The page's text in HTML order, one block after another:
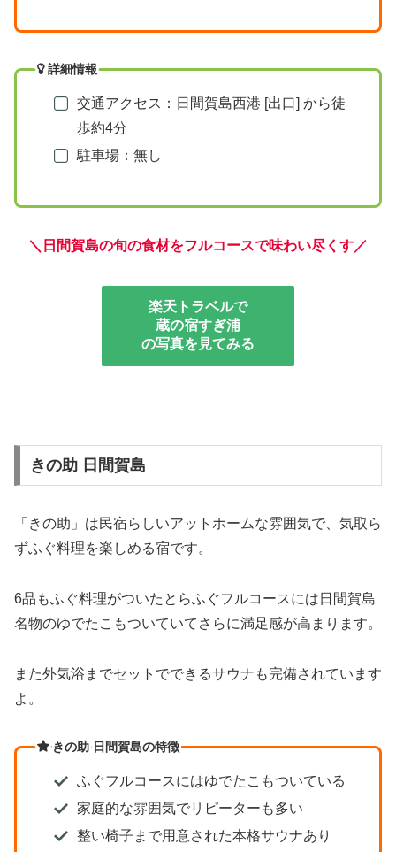
詳細情報
交通アクセス：日間賀島西港 [出口] から徒
歩約4分
駐車場：無し
＼ 日間賀島の旬の食材をフルコースで味わい尽くす／
楽天トラベルで
蔵の宿すぎ浦
の写真を見てみる
きの助 日間賀島
「きの助」は民宿らしいアットホームな雰囲気で、気取ら
ずふぐ料理を楽しめる宿です。
6品もふぐ料理がついたとらふぐフルコースには日間賀島
名物のゆでたこもついていてさらに満足感が高まります。
また外気浴までセットでできるサウナも完備されています
よ。
きの助 日間賀島の特徴
ふぐフルコースにはゆでたこもついている
家庭的な雰囲気でリピーターも多い
整い椅子まで用意された本格サウナあり